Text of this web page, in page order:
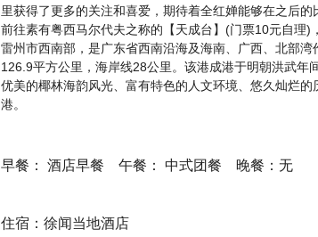
里获得了更多的关注和喜爱，期待着全红婵能够在之后
前往素有粤西马尔代夫之称的【天成台】(门票10元自理
雷州市西南部，是广东省西南沿海及海南、广西、北部
126.9平方公里，海岸线28公里。该港成港于明朝洪武年
优美的椰林海韵风光、富有特色的人文环境、悠久灿烂
港。
早餐： 酒店早餐 午餐： 中式团餐 晚餐：无
住宿：徐闻当地酒店